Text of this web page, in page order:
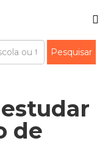
de